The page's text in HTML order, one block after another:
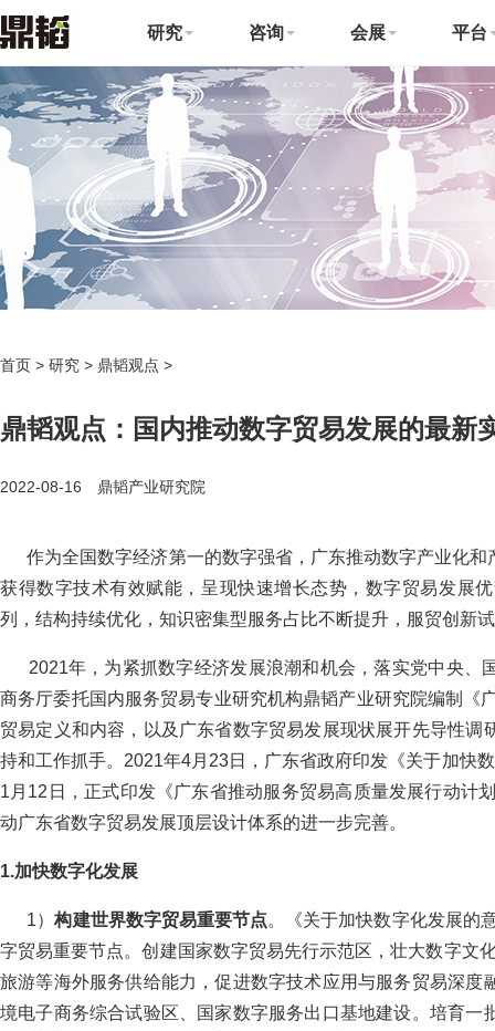
研究 咨询 会展 平台
首页 > 研究 > 鼎韬观点 >
鼎韬观点：国内推动数字贸易发展的最新
2022-08-16 鼎韬产业研究院
作为全国数字经济第一的数字强省，广东推动数字产业化和
获得数字技术有效赋能，呈现快速增长态势，数字贸易发展
列，结构持续优化，知识密集型服务占比不断提升，服贸创新
2021年，为紧抓数字经济发展浪潮和机会，落实党中央、
商务厅委托国内服务贸易专业研究机构鼎韬产业研究院编制《
贸易定义和内容，以及广东省数字贸易发展现状展开先导性
持和工作抓手。2021年4月23日，广东省政府印发《关于加快
1月12日，正式印发《广东省推动服务贸易高质量发展行动
动广东省数字贸易发展顶层设计体系的进一步完善。
1.加快数字化发展
1）构建世界数字贸易重要节点。《关于加快数字化发展的
字贸易重要节点。创建国家数字贸易先行示范区，壮大数字文
旅游等海外服务供给能力，促进数字技术应用与服务贸易深
境电子商务综合试验区、国家数字服务出口基地建设。培育